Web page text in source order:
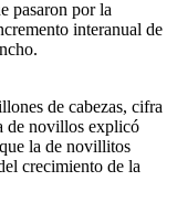
pasaron por la
interanual de
de cabezas, cifra
de novillos explicó
la de novillitos
crecimiento de la